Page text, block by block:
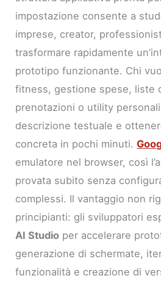
impostazione consente a
imprese, creator,
trasformare rapidamente
prototipo funzionante. Chi
fitness, gestione spese, liste
prenotazioni o utility
descrizione testuale e
concreta in pochi minuti.
emulatore nel browser, così
provata subito senza
complessi. Il vantaggio non
principianti: gli sviluppatori
AI Studio per accelerare
generazione di schermate,
funzionalità e creazione di